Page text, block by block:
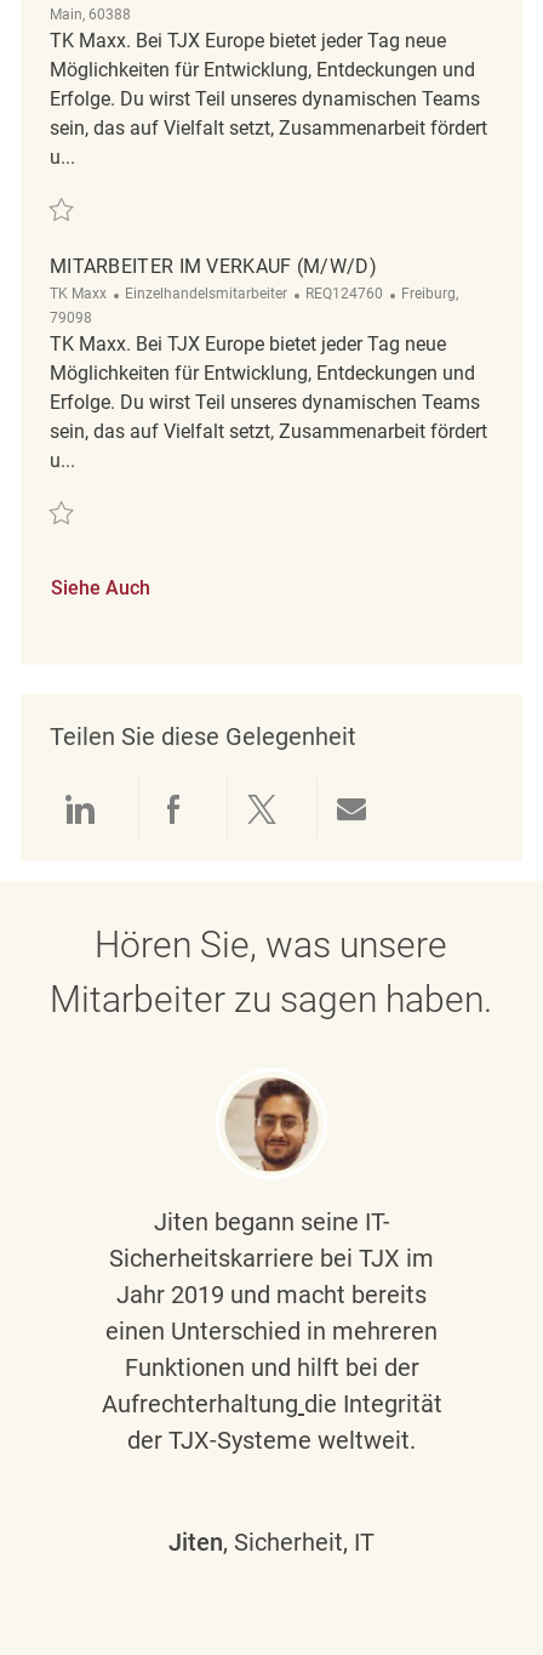
Main, 60388
TK Maxx. Bei TJX Europe bietet jeder Tag neue
Möglichkeiten für Entwicklung, Entdeckungen und
Erfolge. Du wirst Teil unseres dynamischen Teams
sein, das auf Vielfalt setzt, Zusammenarbeit fördert
u...
Retten Verkäufer / Mitarbeiter im Verkauf m/w/d REQ120265
MITARBEITER IM VERKAUF (M/W/D)
TK Maxx Kategorie
Einzelhandelsmitarbeiter ReqId
REQ124760 Ort
Freiburg,
79098
TK Maxx. Bei TJX Europe bietet jeder Tag neue
Möglichkeiten für Entwicklung, Entdeckungen und
Erfolge. Du wirst Teil unseres dynamischen Teams
sein, das auf Vielfalt setzt, Zusammenarbeit fördert
u...
Retten Mitarbeiter im Verkauf (m/w/d) REQ124760
Siehe Auch
Teilen Sie diese Gelegenheit
Über LinkedIn teilen
Über Facebook teilen
Über Twitter teilen
Hören Sie, was unsere
Mitarbeiter zu sagen haben.
Jiten begann seine IT-
Sicherheitskarriere bei TJX im
Jahr 2019 und macht bereits
einen Unterschied in mehreren
Funktionen und hilft bei der
Aufrechterhaltung die Integrität
der TJX-Systeme weltweit.
Jiten, Sicherheit, IT